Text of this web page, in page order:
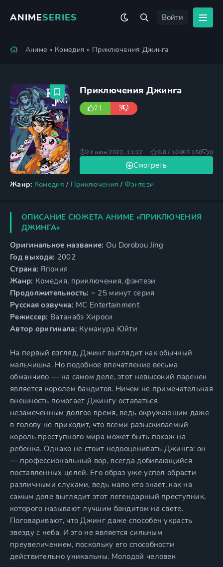
ANIMESERIES Войти
Аниме » Комедия » Приключения Джинга
Приключения Джинга
21 3
Жанр: Комедия / Приключения / Фэнтези
Смотреть
24 июн 2022, 11:12 8.8 / 10 3 150 0
ОПИСАНИЕ СЮЖЕТА АНИМЕ «ПРИКЛЮЧЕНИЯ
ДЖИНГА»
Оригинальное название: Ou Dorobou Jing
Год выхода: 2002
Страна: Япония
Жанр: Комедия, приключения, фэнтези
Продолжительность: ~ 25 минут серия
Русская озвучка: MC Entertainment
Режиссер: Ватанабэ Хироси
Автор оригинала: Кумакура Юйти
На первый взгляд, Джинг выглядит как обычный
мальчишка. Но подобное впечатление весьма
обманчиво — на самом деле, этот невысокий паренек
является королем бандитов. Ничем не примечательная
внешность помогает Джингу оставаться
незамеченным долгое время, ведь окружающим даже
в голову не приходит, что всеми разыскиваемый
король преступного мира может быть похож на
ребенка. Однако не стоит недооценивать Джинга: он
— профессиональный вор, всегда добивающийся
поставленных целей. Его образ уже успел обрасти
различными слухами, ведь мало кто знает, как на
самым деле выглядит этот легендарный преступник,
которого называют лучшим бандитом на свете.
Поговаривают, что Джинг даже способен украсть
звезду с неба. И это не является сильным
преувеличением, поскольку его способности
действительно уникальны. Молодой человек